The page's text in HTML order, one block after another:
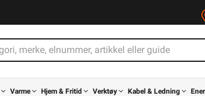
Varme Hjem & Fritid Verktøy Kabel & Ledning